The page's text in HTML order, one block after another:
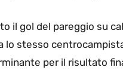
il gol del pareggio su
lo stesso
per il risultato